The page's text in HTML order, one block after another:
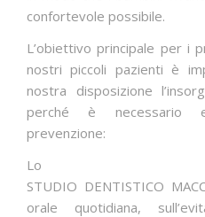
confortevole possibile.
L’obiettivo principale per i
nostri piccoli pazienti è
nostra disposizione
perché è necessario
prevenzione:
Lo
STUDIO DENTISTICO
orale quotidiana,